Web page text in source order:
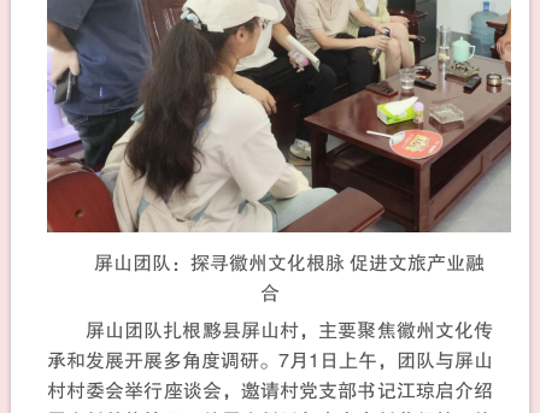
屏山团队：探寻徽州文化根脉 促进文旅产业融
合
屏山团队扎根黟县屏山村，主要聚焦徽州文化传
承和发展开展多角度调研。7月1日上午，团队与屏山
村村委会举行座谈会，邀请村党支部书记江琼启介绍